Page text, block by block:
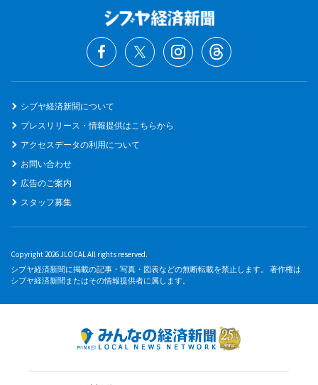
シブヤ経済新聞について
プレスリリース・情報提供はこちらから
アクセスデータの利用について
お問い合わせ
広告のご案内
スタッフ募集
Copyright 2026 JLOCAL All rights reserved.
シブヤ経済新聞に掲載の記事・写真・図表などの無断転載を禁止します。 著作権は
シブヤ経済新聞またはその情報提供者に属します。